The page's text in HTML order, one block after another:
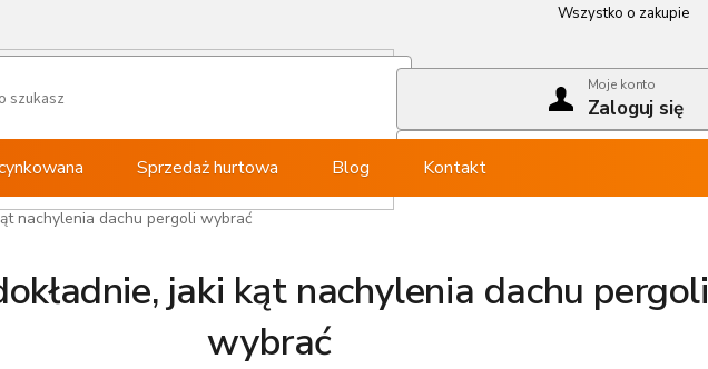
Wszystko o zakupie
Moje konto
Zaloguj się
Sprzedaż hurtowa Blog Kontakt
nachylenia dachu pergoli wybrać
jaki kąt nachylenia dachu pergoli
wybrać